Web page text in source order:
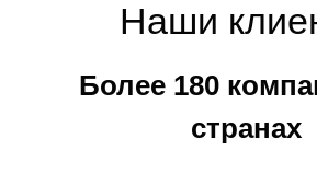
Наши
Более 180
странах